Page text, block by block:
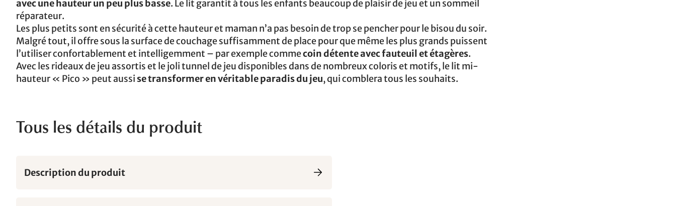
avec une hauteur un peu plus basse. Le lit garantit à tous les enfants beaucoup de plaisir de jeu et un sommeil
réparateur.
Les plus petits sont en sécurité à cette hauteur et maman n’a pas besoin de trop se pencher pour le bisou du soir.
Malgré tout, il offre sous la surface de couchage suffisamment de place pour que même les plus grands puissent
l’utiliser confortablement et intelligemment – par exemple commecoin détente avec fauteuil et étagères.
Avec les rideaux de jeu assortis et le joli tunnel de jeu disponibles dans de nombreux coloris et motifs, le lit mi-
hauteur « Pico » peut aussi se transformer en véritable paradis du jeu, qui comblera tous les souhaits.
Tous les détails du produit
Description du produit